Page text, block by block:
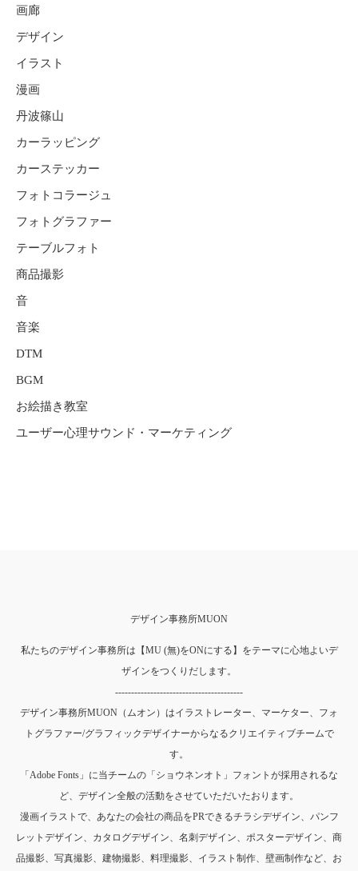
画廊
デザイン
イラスト
漫画
丹波篠山
カーラッピング
カーステッカー
フォトコラージュ
フォトグラファー
テーブルフォト
商品撮影
音
音楽
DTM
BGM
お絵描き教室
ユーザー心理サウンド・マーケティング
デザイン事務所MUON
私たちのデザイン事務所は【MU (無)をONにする】をテーマに心地よいデ
ザインをつくりだします。
----------------------------------------
デザイン事務所MUON（ムオン）はイラストレーター、マーケター、フォ
トグラファー/グラフィックデザイナーからなるクリエイティブチームで
す。
「Adobe Fonts」に当チームの「ショウネンオト」フォントが採用されるな
ど、デザイン全般の活動をさせていただいたおります。
漫画イラストで、あなたの会社の商品をPRできるチラシデザイン、パンフ
レットデザイン、カタログデザイン、名刺デザイン、ポスターデザイン、商
品撮影、写真撮影、建物撮影、料理撮影、イラスト制作、壁画制作など、お